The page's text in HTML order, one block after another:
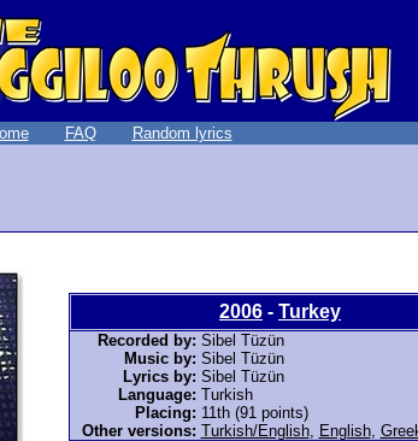
FAQ Random lyrics
2006 - Turkey
Recorded by: Sibel Tüzün
Music by: Sibel Tüzün
Lyrics by: Sibel Tüzün
Language: Turkish
Placing: 11th (91 points)
Other versions: Turkish/English, English,